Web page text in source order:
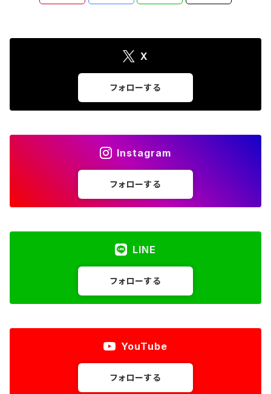
X
フォローする
Instagram
フォローする
LINE
フォローする
YouTube
フォローする